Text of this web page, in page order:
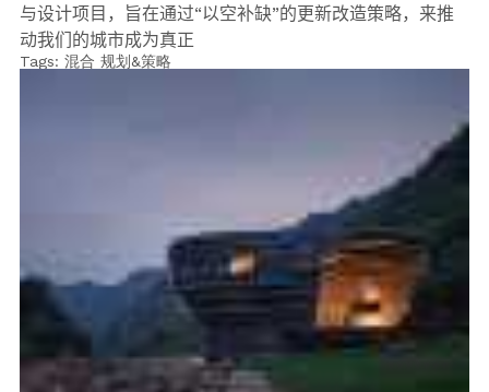
与设计项目，旨在通过“以空补缺”的更新改造策略，来推
动我们的城市成为真正
Tags: 混合 规划&策略